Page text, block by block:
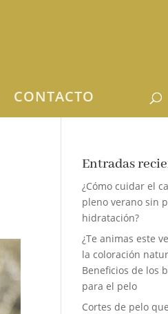
CONTACTO
Entradas
¿Cómo cuidar el
pleno verano sin
hidratación?
¿Te animas este
la coloración
Beneficios de los
para el pelo
Cortes de pelo